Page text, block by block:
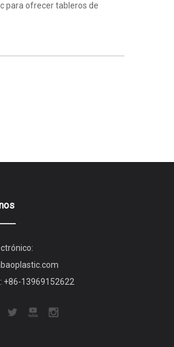
para ofrecer tableros de
+86-13969152622